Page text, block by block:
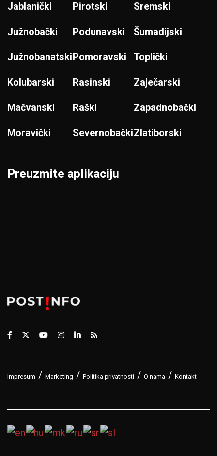
Jablanički
Južnobački
Južnobanatski
Kolubarski
Mačvanski
Moravički
Pirotski
Podunavski
Pomoravski
Rasinski
Raški
Severnobački
Sremski
Šumadijski
Toplički
Zaječarski
Zapadnobački
Zlatiborski
Preuzmite aplikaciju
Impresum Marketing Politika privatnosti O nama Kontakt